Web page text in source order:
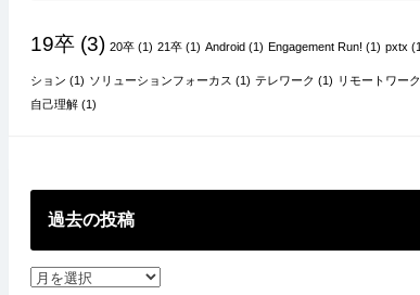
19卒(3) 20卒(1) 21卒(1) Android(1) Engagement Run! (1) pxtx
ション (1) ソリューションフォーカス (1) テレワーク (1) リモートワーク
自己理解(1)
過去の投稿
過